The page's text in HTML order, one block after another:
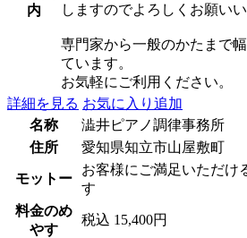
内
しますのでよろしくお願いい
専門家から一般のかたまで
ています。
お気軽にご利用ください。
詳細を見る お気に入り追加
名称
澁井ピアノ調律事務所
住所
愛知県知立市山屋敷町
モットー
お客様にご満足いただけ
す
料金のめ
やす
税込 15,400円